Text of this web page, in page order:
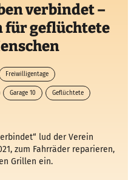
verbindet –
für geflüchtete
Freiwilligentage
Garage 10 Geflüchtete
lud der Verein
zum Fahrräder reparieren,
Grillen ein.